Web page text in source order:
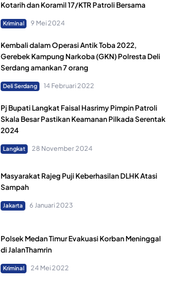
Kotarih dan Koramil 17/KTR Patroli Bersama
Kriminal 9 Mei 2024
Kembali dalam Operasi Antik Toba 2022,
Gerebek Kampung Narkoba (GKN) Polresta Deli
Serdang amankan 7 orang
Deli Serdang 14 Februari 2022
Pj Bupati Langkat Faisal Hasrimy Pimpin Patroli
Skala Besar Pastikan Keamanan Pilkada Serentak
2024
Langkat 28 November 2024
Masyarakat Rajeg Puji Keberhasilan DLHK Atasi
Sampah
Jakarta 6 Januari 2023
Polsek Medan Timur Evakuasi Korban Meninggal
di JalanThamrin
Kriminal 24 Mei 2022